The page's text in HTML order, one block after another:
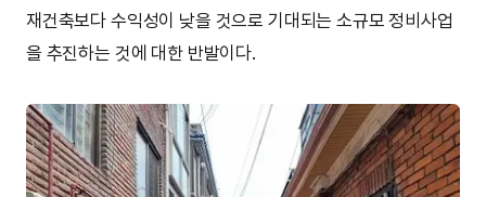
재건축보다 수익성이 낮을 것으로 기대되는 소규모 정비사업
을 추진하는 것에 대한 반발이다.